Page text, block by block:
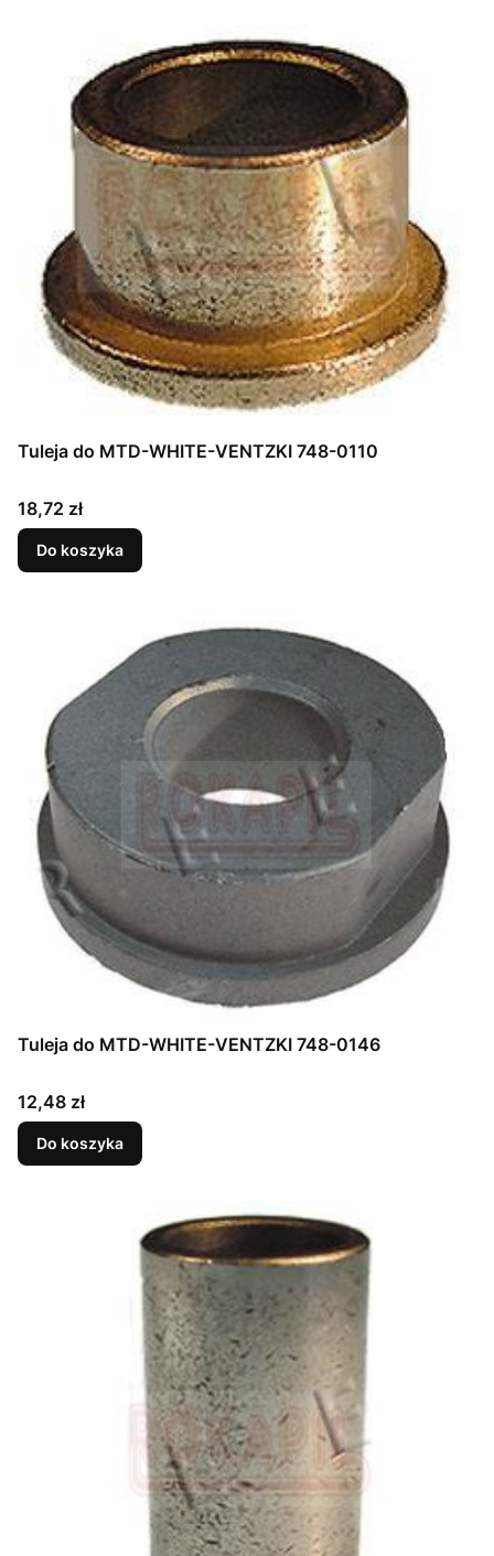
Tuleja do MTD-WHITE-VENTZKI 748-0110
Cena
18,72 zł
Do koszyka
Tuleja do MTD-WHITE-VENTZKI 748-0146
Cena
12,48 zł
Do koszyka